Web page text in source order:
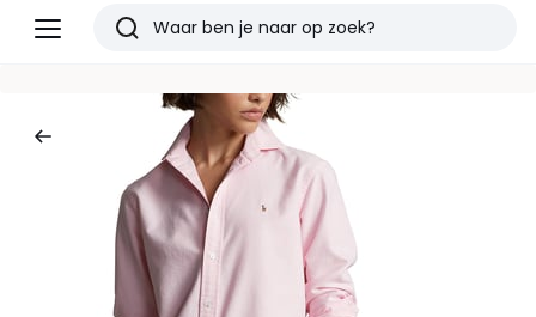
Menu
Redoute
Zoeken
bekeken
artikelen